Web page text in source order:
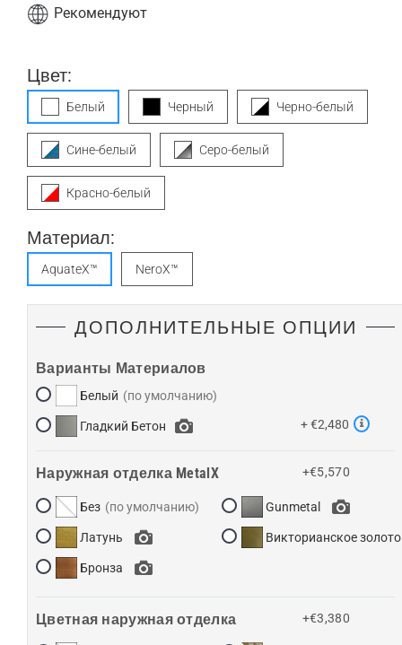
Рекомендуют
Цвет:
Белый Черный Черно-белый
Сине-белый Серо-белый
Красно-белый
Материал:
AquateX™ NeroX™
ДОПОЛНИТЕЛЬНЫЕ ОПЦИИ
Варианты Материалов
Белый
Гладкий Бетон + €2,480
Наружная отделка MetalX +€5,570
Без
Латунь
Бронза
Gunmetal
Викторианское золото
Цветная наружная отделка +€3,380